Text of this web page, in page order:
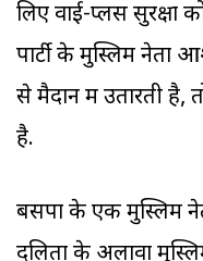
लिए वाई-प्लस सुरक्षा
पार्टी के मुस्लिम नेता
से मैदान में उतारती है,
है.
बसपा के एक मुस्ल‍िम
दलितों के अलावा